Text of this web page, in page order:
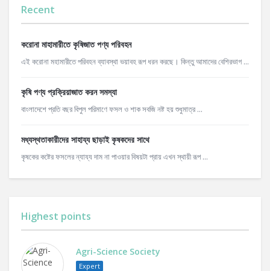
Recent
করোনা মাহামারীতে কৃষিজাত পণ্য পরিবহন
এই করোনা মহামারীতে পরিবহন ব্যাবস্থা ভয়াবহ রূপ ধরন করছে। কিন্তু আমাদের বেশিরভাগ ...
কৃষি পণ্য প্রক্রিয়াজাত করন সমস্যা
বাংলাদেশে প্রতি বছর বিপুল পরিমাণে ফসল ও শাক সবজি নষ্ট হয় শুধুমাত্র ...
মধ্যস্থতাকারীদের সাহায্য ছাড়াই কৃষকদের সাথে
কৃষকের কষ্টের ফসলের ন্যায্য দাম না পাওয়ার বিষয়টা প্রায় এখন স্থায়ী রূপ ...
Highest points
Agri-Science Society
Expert